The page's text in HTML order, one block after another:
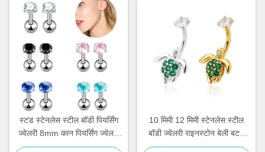
स्टड स्टेनलेस स्टील बॉडी पियर्सिंग
ज्वेलरी 8mm कान पियर्सिंग ज्वेलरी
क्रिस्टल के साथ
10 मिमी 12 मिमी स्टेनलेस स्टील
बॉडी ज्वेलरी राइनस्टोन बेली बटन
पियर्सिंग ज्वेलरी